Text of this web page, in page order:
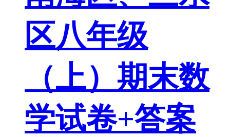
区八年级
（上）期末数
学试卷+答案